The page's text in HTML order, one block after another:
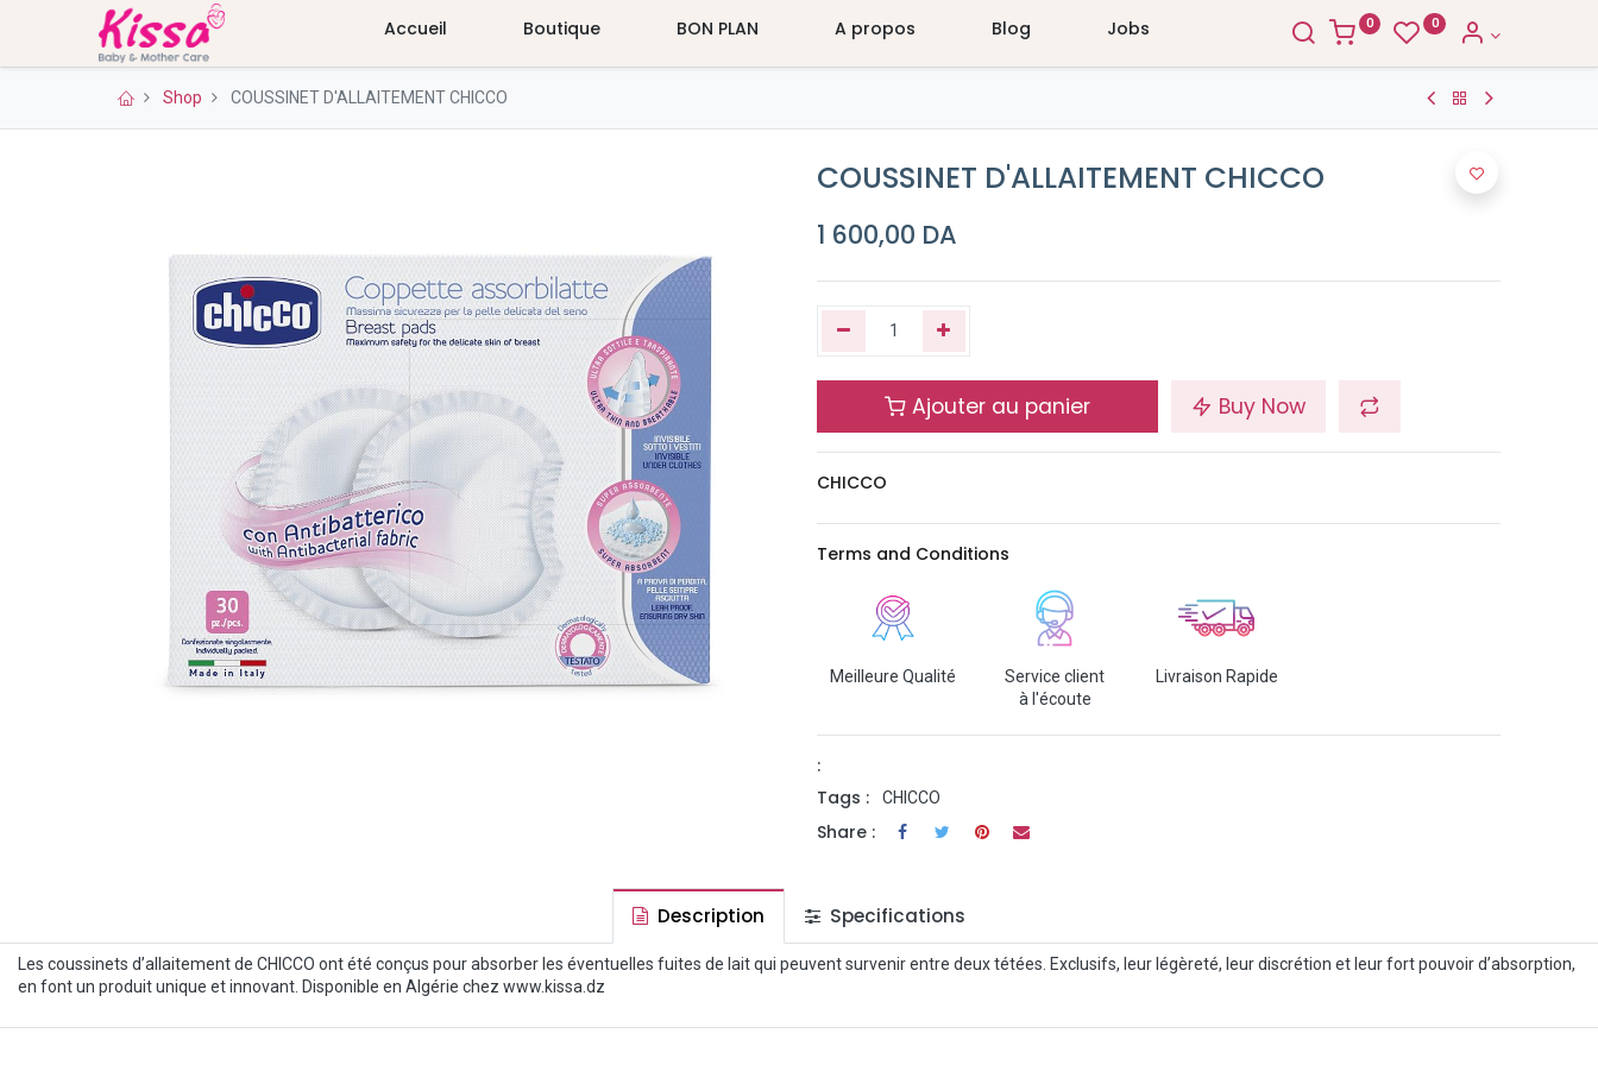
Accueil Boutique BON PLAN A propos Blog Jobs 0 0
Shop COUSSINET D'ALLAITEMENT CHICCO
COUSSINET D'ALLAITEMENT CHICCO
1 600,00 DA
Ajouter au panier Buy Now
CHICCO
Terms and Conditions
Meilleure Qualité
Service client
à l'écoute
Livraison Rapide
:
Tags :
CHICCO
Share :
Description Specifications
Les coussinets d’allaitement de CHICCO ont été conçus pour absorber les éventuelles fuites de lait qui peuvent survenir entre deux tétées. Exclusifs, leur légèreté, leur discrétion et leur fort pouvoir d’absorption,
en font un produit unique et innovant. Disponible en Algérie chez www.kissa.dz